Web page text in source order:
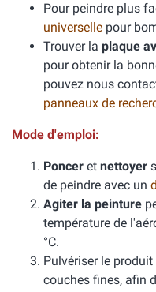
Pour peindre plus
universelle pour
Trouver la plaque
pour obtenir la
pouvez nous
panneaux de
Mode d'emploi:
Poncer et nettoyer
de peindre avec un
Agiter la peinture
température de
°C.
Pulvériser le
couches fines, afin